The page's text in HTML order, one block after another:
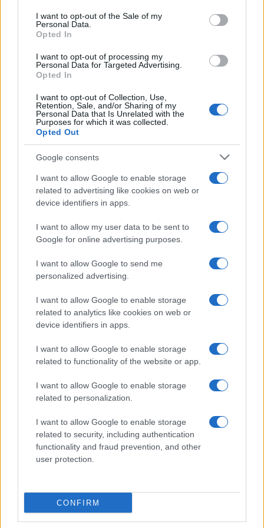
consent section.
I want to opt-out of the Sale of my
Personal Data.
Opted In
I want to opt-out of processing my
Personal Data for Targeted Advertising.
Opted In
I want to opt-out of Collection, Use,
Retention, Sale, and/or Sharing of my
Personal Data that Is Unrelated with the
Purposes for which it was collected.
Opted Out
Google consents
I want to allow Google to enable storage
related to advertising like cookies on web or
device identifiers in apps.
I want to allow my user data to be sent to
Google for online advertising purposes.
I want to allow Google to send me
personalized advertising.
I want to allow Google to enable storage
related to analytics like cookies on web or
device identifiers in apps.
I want to allow Google to enable storage
related to functionality of the website or app.
I want to allow Google to enable storage
related to personalization.
I want to allow Google to enable storage
related to security, including authentication
functionality and fraud prevention, and other
user protection.
CONFIRM
TAGS
ΓΑΛΛΙΚΗ ΠΡΕΣΒΕΙΑ ΠΡΟΞΕΝΕΙΟ
ΡΟΥΒΙΚΩΝΑΣ
ΥΠΟΥΡΓΕΙΟ ΕΞΩΤΕΡΙΚΩΝ
Ροή Ειδήσεων
ΔΙΕΘΝΗ
Η Ρωσία έπληξε φορτηγό πλοίο με όπλα για την Ουκρανία
ανοιχτά της Οδησσού
08/08/26 - 10:46
Κόμμα Καρυστιανού: Θα φτάσει στις εκλογές;
08/08/26 - 10:35
ΕΛΛΑΔΑ
08/08/26 - 10:00
Ειδικό Χωροταξικό για τον Τουρισμό: Οι νέοι κανόνες για
ΕΛΛΑΔΑ
08/08/26 - 09:44
Πόρτο Γερμενό: Ξεκίνησε η μάχη για την αποκατάσταση
των ζημιών
ΤΟΥΡΚΙΑ
08/08/26 - 09:20
Αντίδραση της Τουρκίας στο νέο Χωροταξικό για τον
τουρισμό
Αιγαίο
08/08/26 - 08:42